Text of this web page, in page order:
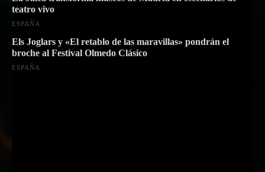
teatro vivo
ESPAÑA
Els Joglars y «El retablo de las maravillas» pondrán el
broche al Festival Olmedo Clásico
ESPAÑA